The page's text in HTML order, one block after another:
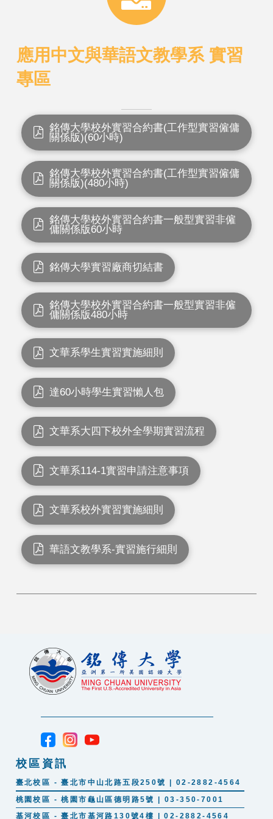
應用中文與華語文教學系 實習
專區
銘傳大學校外實習合約書(工作型實習僱傭
關係版)(60小時)
銘傳大學校外實習合約書(工作型實習僱傭
關係版)(480小時)
銘傳大學校外實習合約書一般型實習非僱
傭關係版60小時
銘傳大學實習廠商切結書
銘傳大學校外實習合約書一般型實習非僱
傭關係版480小時
文華系學生實習實施細則
達60小時學生實習懶人包
文華系大四下校外全學期實習流程
文華系114-1實習申請注意事項
文華系校外實習實施細則
華語文教學系-實習施行細則
校區資訊
臺北校區 - 臺北市中山北路五段250號 | 02-2882-4564
桃園校區 - 桃園市龜山區德明路5號 | 03-350-7001
基河校區 - 臺北市基河路130號4樓 | 02-2882-4564